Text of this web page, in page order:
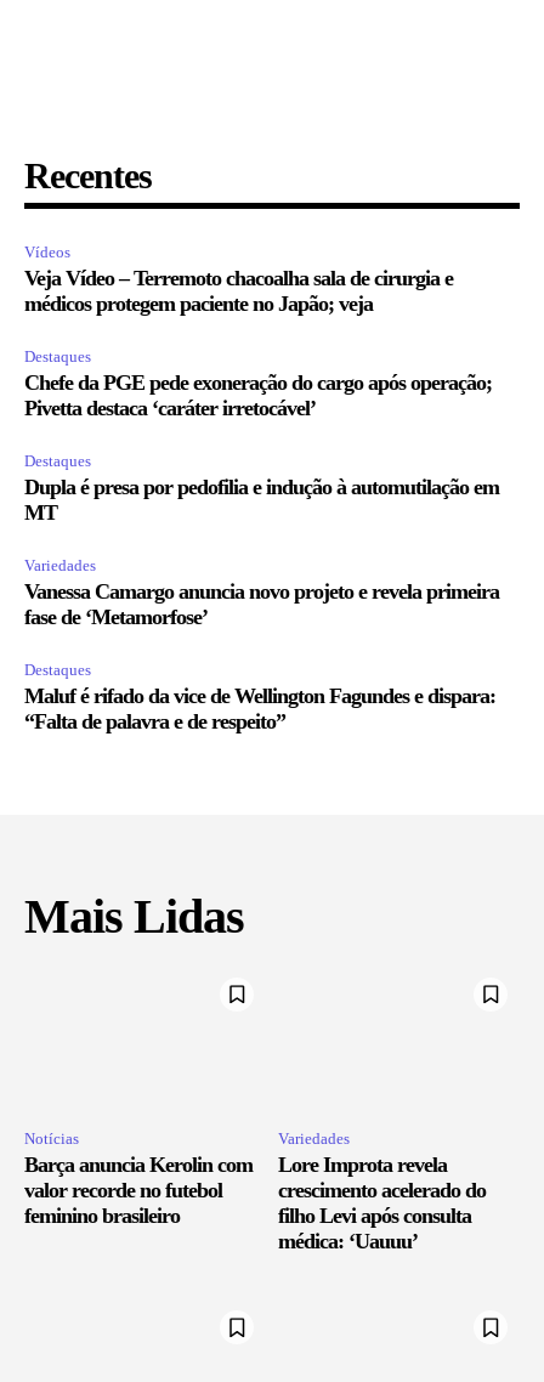
Recentes
Vídeos
Veja Vídeo – Terremoto chacoalha sala de cirurgia e
médicos protegem paciente no Japão; veja
Destaques
Chefe da PGE pede exoneração do cargo após operação;
Pivetta destaca ‘caráter irretocável’
Destaques
Dupla é presa por pedofilia e indução à automutilação em
MT
Variedades
Vanessa Camargo anuncia novo projeto e revela primeira
fase de ‘Metamorfose’
Destaques
Maluf é rifado da vice de Wellington Fagundes e dispara:
“Falta de palavra e de respeito”
Mais Lidas
Notícias
Barça anuncia Kerolin com
valor recorde no futebol
feminino brasileiro
Variedades
Lore Improta revela
crescimento acelerado do
filho Levi após consulta
médica: ‘Uauuu’